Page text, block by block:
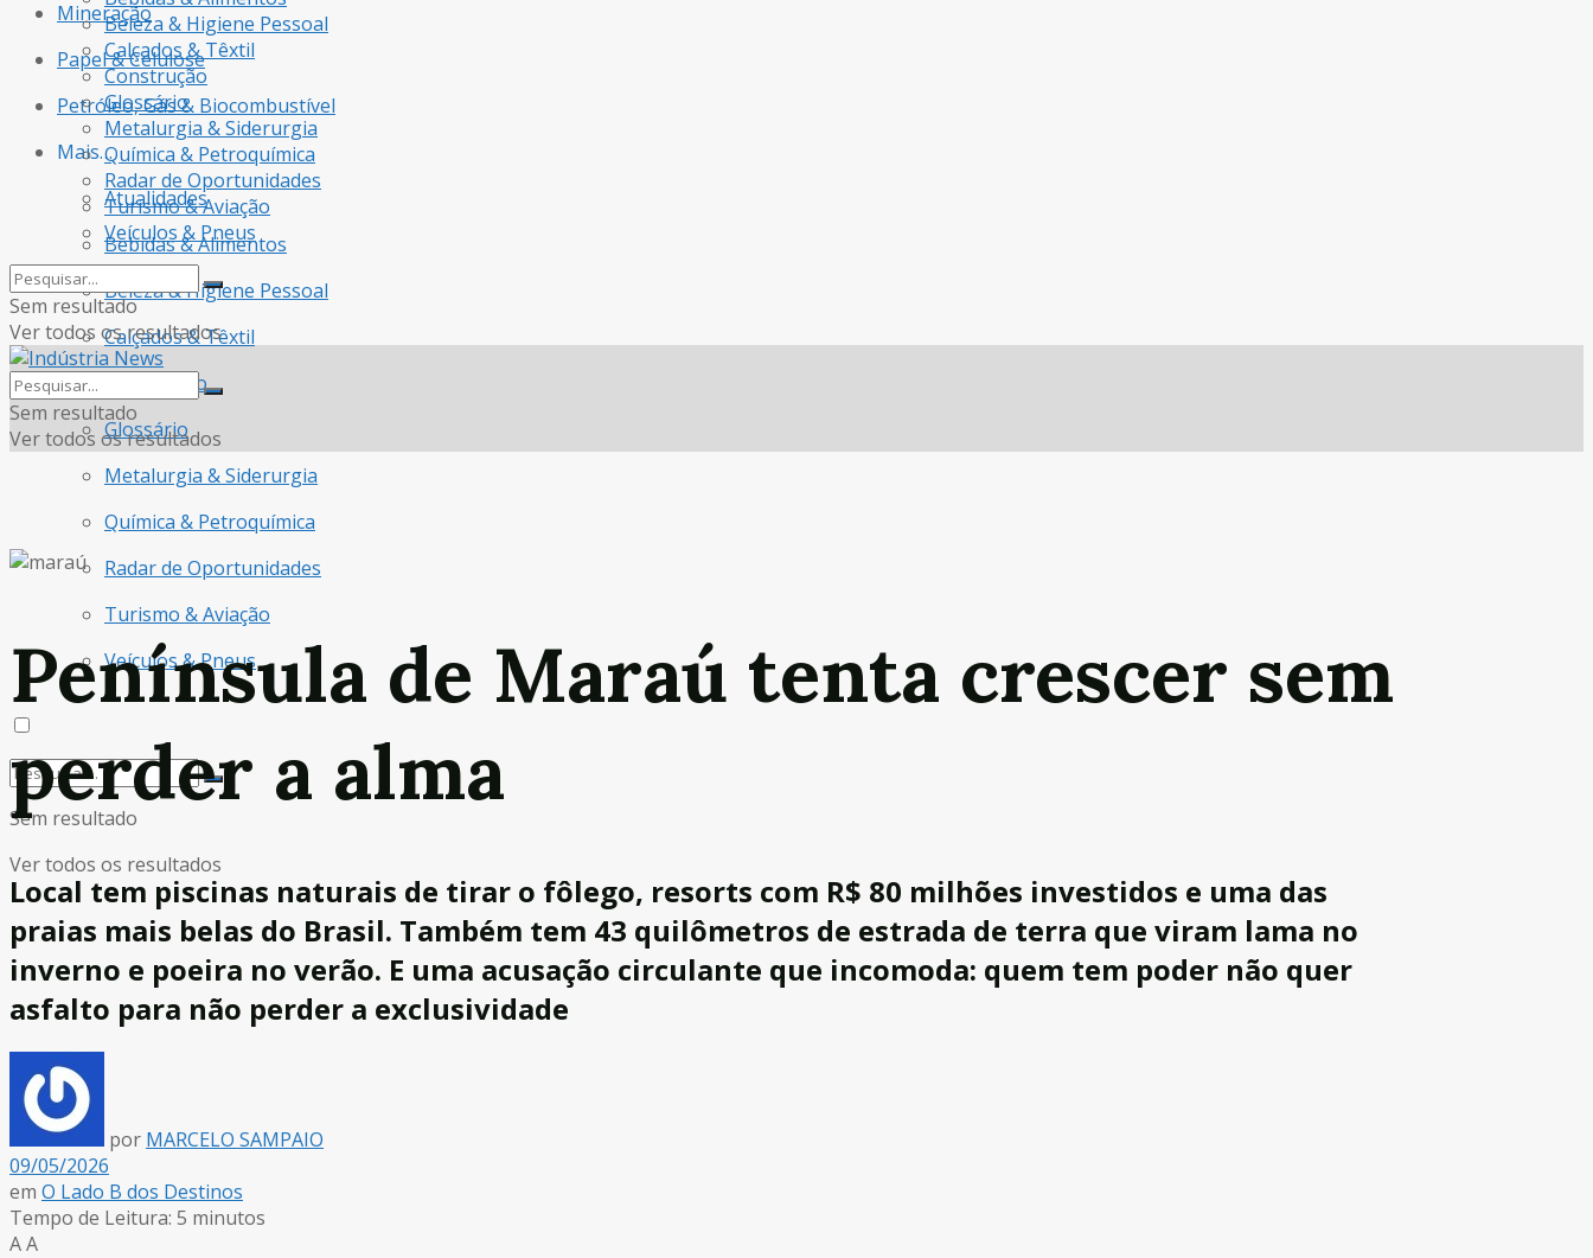
Mineração
Papel & Celulose
Petróleo, Gás & Biocombustível
Mais…
Atualidades
Bebidas & Alimentos
Beleza & Higiene Pessoal
Calçados & Têxtil
Construção
Glossário
Metalurgia & Siderurgia
Química & Petroquímica
Radar de Oportunidades
Turismo & Aviação
Veículos & Pneus
Sem resultado
Ver todos os resultados
Beleza & Higiene Pessoal
Calçados & Têxtil
Construção
Glossário
Metalurgia & Siderurgia
Química & Petroquímica
Radar de Oportunidades
Turismo & Aviação
Veículos & Pneus
Sem resultado
Ver todos os resultados
Sem resultado
Ver todos os resultados
Península de Maraú tenta crescer sem
perder a alma
Local tem piscinas naturais de tirar o fôlego, resorts com R$ 80 milhões investidos e uma das
praias mais belas do Brasil. Também tem 43 quilômetros de estrada de terra que viram lama no
inverno e poeira no verão. E uma acusação circulante que incomoda: quem tem poder não quer
asfalto para não perder a exclusividade
por MARCELO SAMPAIO
09/05/2026
em O Lado B dos Destinos
Tempo de Leitura: 5 minutos
AA